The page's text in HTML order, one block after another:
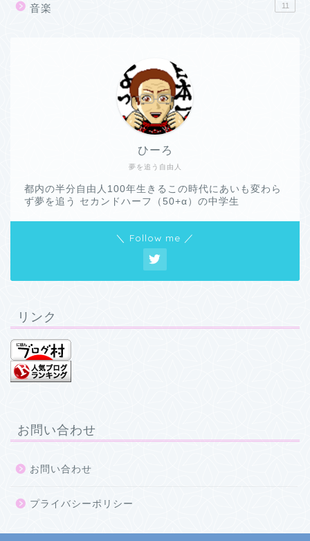
音楽 11
夢を追う自由人
ひーろ
都内の半分自由人100年生きるこの時代にあいも変わら
ず夢を追う セカンドハーフ（50+α）の中学生
＼ Follow me ／
リンク
お問い合わせ
お問い合わせ
プライバシーポリシー